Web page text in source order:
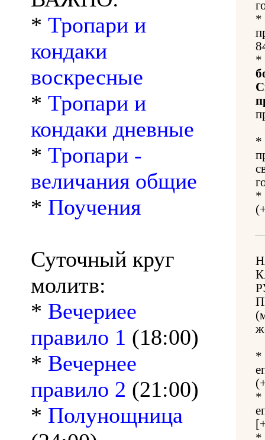
* Тропари и
кондаки
воскресные
* Тропари и
кондаки дневные
* Тропари -
величания общие
* Поучения
Суточный круг
молитв:
* Вечериее
правило 1 (18:00)
* Вечернее
правило 2 (21:00)
* Полунощница
*
*
*
*
*
*